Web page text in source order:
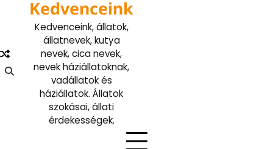
Kedvenceink
Kedvenceink, állatok,
állatnevek, kutya
nevek, cica nevek,
nevek háziállatoknak,
vadállatok és
háziállatok. Állatok
szokásai, állati
érdekességek.